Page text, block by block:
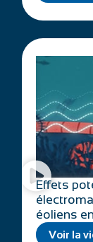
Effets
éoliens
Voir la